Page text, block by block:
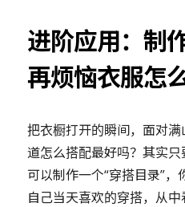
进阶应用：制
再烦恼衣服怎
把衣橱打开的瞬间，面对
道怎么搭配最好吗？其实
可以制作一个“穿搭目录”
自己当天喜欢的穿搭，从